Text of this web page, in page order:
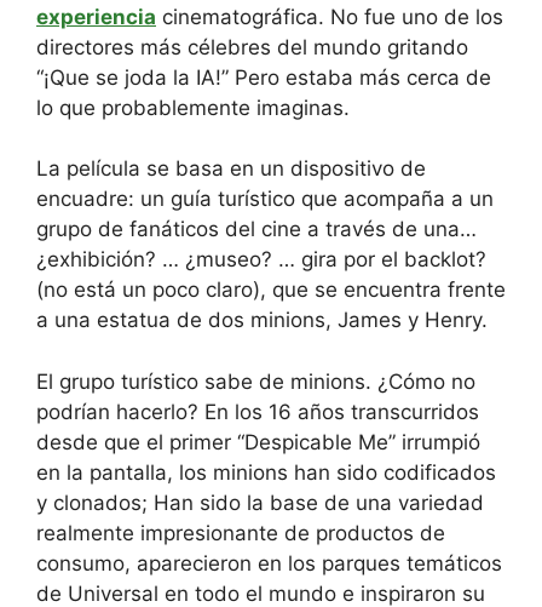
experiencia cinematográfica. No fue uno de los
directores más célebres del mundo gritando
“¡Que se joda la IA!” Pero estaba más cerca de
lo que probablemente imaginas.
La película se basa en un dispositivo de
encuadre: un guía turístico que acompaña a un
grupo de fanáticos del cine a través de una…
¿exhibición? … ¿museo? … gira por el backlot?
(no está un poco claro), que se encuentra frente
a una estatua de dos minions, James y Henry.
El grupo turístico sabe de minions. ¿Cómo no
podrían hacerlo? En los 16 años transcurridos
desde que el primer “Despicable Me” irrumpió
en la pantalla, los minions han sido codificados
y clonados; Han sido la base de una variedad
realmente impresionante de productos de
consumo, aparecieron en los parques temáticos
de Universal en todo el mundo e inspiraron su